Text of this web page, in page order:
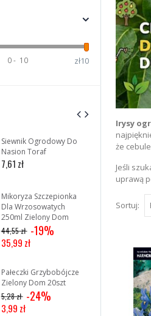
zł10
0- 10
Siewnik Ogrodowy Do
Nasion Toraf
7,61 zł
Mikoryza Szczepionka
Dla Wrzosowatych
250ml Zielony Dom
44,55 zł -19%
35,99 zł
Pałeczki Grzybobójcze
Zielony Dom 20szt
5,28 zł -24%
3,99 zł
Irysy
że
Jeśli
uprawą
Sortuj: